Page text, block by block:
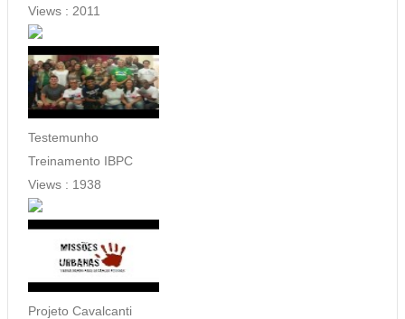
Views : 2011
Testemunho
Treinamento IBPC
Views : 1938
Projeto Cavalcanti